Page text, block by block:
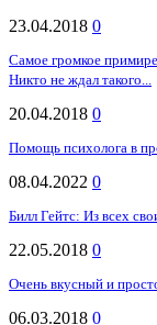
23.04.2018 0
Самое громкое
Никто не ждал такого...
20.04.2018 0
Помощь психолога в
08.04.2022 0
Билл Гейтс: Из всех
22.05.2018 0
Очень вкусный и
06.03.2018 0